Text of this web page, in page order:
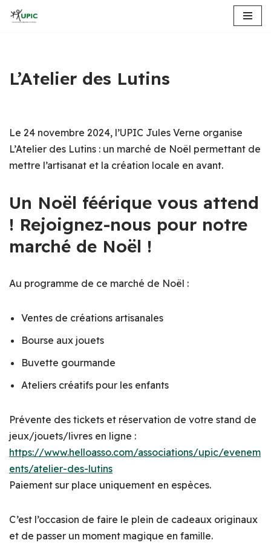
L’Atelier des Lutins
Le 24 novembre 2024, l’UPIC Jules Verne organise
L’Atelier des Lutins : un marché de Noël permettant de
mettre l’artisanat et la création locale en avant.
Un Noël féérique vous attend
! Rejoignez-nous pour notre
marché de Noël !
Au programme de ce marché de Noël :
Ventes de créations artisanales
Bourse aux jouets
Buvette gourmande
Ateliers créatifs pour les enfants
Prévente des tickets et réservation de votre stand de
jeux/jouets/livres en ligne :
https://www.helloasso.com/associations/upic/evenem
ents/atelier-des-lutins
Paiement sur place uniquement en espèces.
C’est l’occasion de faire le plein de cadeaux originaux
et de passer un moment magique en famille.